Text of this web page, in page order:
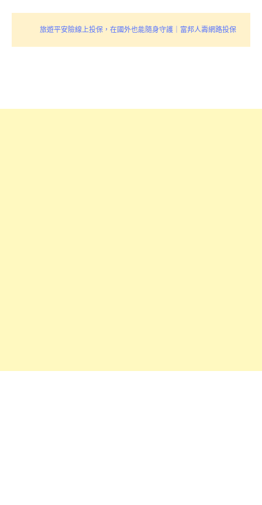
旅遊平安險線上投保，在國外也能隨身守護｜富邦人壽網路投保